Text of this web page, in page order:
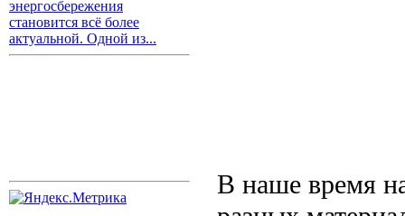
энергосбережения
становится всё более
актуальной. Одной из...
В наше время